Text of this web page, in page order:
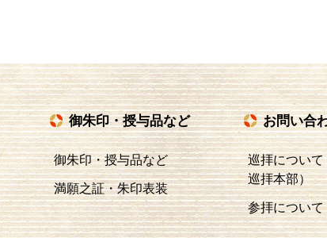
御朱印・授与品など
御朱印・授与品など
満願之証・朱印表装
お問い合
巡拝につい
巡拝本部）
参拝につい